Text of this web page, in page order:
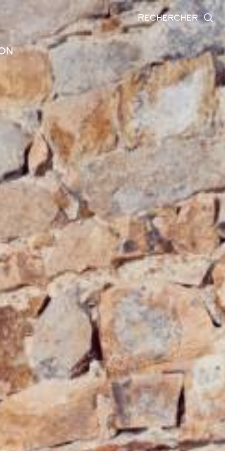
rechercher